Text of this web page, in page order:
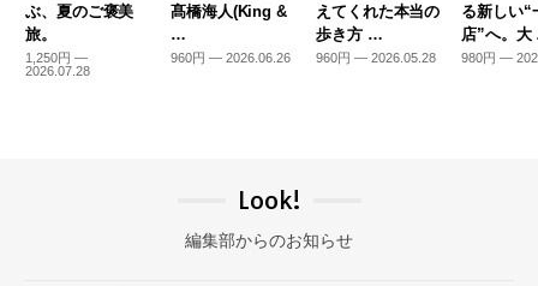
ぶ、夏のご褒美
旅。
1,250円 —
2026.07.28
髙橋海人(King &
…
960円 — 2026.06.26
えてくれた本当の
歩き方 …
960円 — 2026.05.28
る新しい“
店”へ。
980円 —
Look!
編集部からのお知らせ